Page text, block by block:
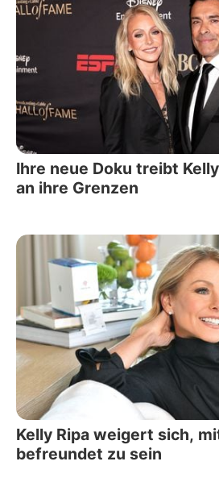
Ihre neue Doku treibt
an ihre Grenzen
Kelly Ripa weigert sich,
befreundet zu sein